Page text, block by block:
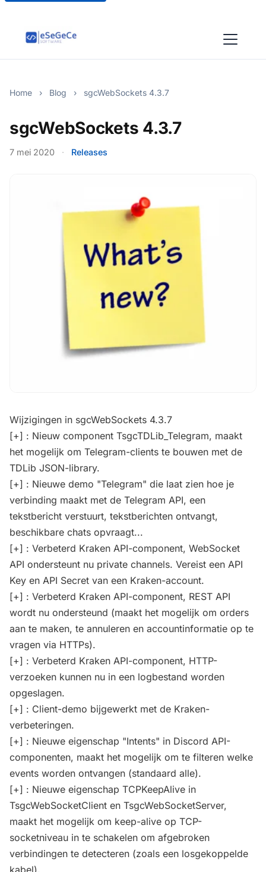
Home › Blog › sgcWebSockets 4.3.7
sgcWebSockets 4.3.7
7 mei 2020 · Releases
Wijzigingen in sgcWebSockets 4.3.7
[+] : Nieuw component TsgcTDLib_Telegram, maakt
het mogelijk om Telegram-clients te bouwen met de
TDLib JSON-library.
[+] : Nieuwe demo "Telegram" die laat zien hoe je
verbinding maakt met de Telegram API, een
tekstbericht verstuurt, tekstberichten ontvangt,
beschikbare chats opvraagt...
[+] : Verbeterd Kraken API-component, WebSocket
API ondersteunt nu private channels. Vereist een API
Key en API Secret van een Kraken-account.
[+] : Verbeterd Kraken API-component, REST API
wordt nu ondersteund (maakt het mogelijk om orders
aan te maken, te annuleren en accountinformatie op te
vragen via HTTPs).
[+] : Verbeterd Kraken API-component, HTTP-
verzoeken kunnen nu in een logbestand worden
opgeslagen.
[+] : Client-demo bijgewerkt met de Kraken-
verbeteringen.
[+] : Nieuwe eigenschap "Intents" in Discord API-
componenten, maakt het mogelijk om te filteren welke
events worden ontvangen (standaard alle).
[+] : Nieuwe eigenschap TCPKeepAlive in
TsgcWebSocketClient en TsgcWebSocketServer,
maakt het mogelijk om keep-alive op TCP-
socketniveau in te schakelen om afgebroken
verbindingen te detecteren (zoals een losgekoppelde